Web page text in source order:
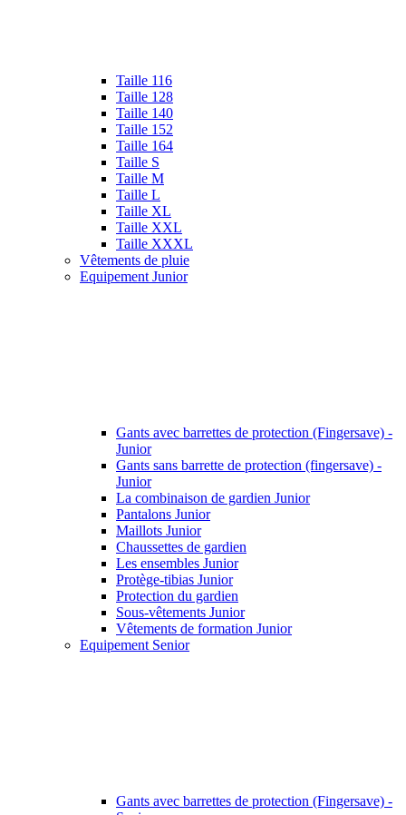
Taille 116
Taille 128
Taille 140
Taille 152
Taille 164
Taille S
Taille M
Taille L
Taille XL
Taille XXL
Taille XXXL
Vêtements de pluie
Equipement Junior
Gants avec barrettes de protection (Fingersave) -
Junior
Gants sans barrette de protection (fingersave) -
Junior
La combinaison de gardien Junior
Pantalons Junior
Maillots Junior
Chaussettes de gardien
Les ensembles Junior
Protège-tibias Junior
Protection du gardien
Sous-vêtements Junior
Vêtements de formation Junior
Equipement Senior
Gants avec barrettes de protection (Fingersave) -